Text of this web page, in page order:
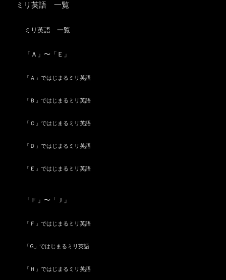
ミリ英語 一覧
ミリ英語 一覧
「Ａ」〜「Ｅ」
「Ａ」ではじまるミリ英語
「Ｂ」ではじまるミリ英語
「Ｃ」ではじまるミリ英語
「Ｄ」ではじまるミリ英語
「Ｅ」ではじまるミリ英語
「Ｆ」〜「Ｊ」
「Ｆ」ではじまるミリ英語
「G」ではじまるミリ英語
「Ｈ」ではじまるミリ英語